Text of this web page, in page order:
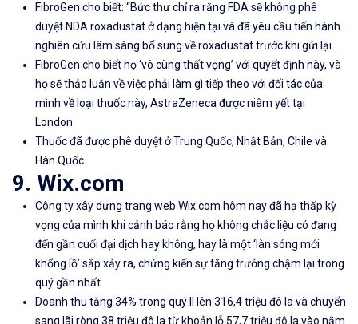
FibroGen cho biết: “Bức thư chỉ ra rằng FDA sẽ không phê
duyệt NDA roxadustat ở dạng hiện tại và đã yêu cầu tiến hành
nghiên cứu lâm sàng bổ sung về roxadustat trước khi gửi lại.
FibroGen cho biết họ ‘vô cùng thất vọng’ với quyết định này, và
họ sẽ thảo luận về việc phải làm gì tiếp theo với đối tác của
mình về loại thuốc này, AstraZeneca được niêm yết tại
London.
Thuốc đã được phê duyệt ở Trung Quốc, Nhật Bản, Chile và
Hàn Quốc.
9. Wix.com
Công ty xây dựng trang web Wix.com hôm nay đã hạ thấp kỳ
vọng của mình khi cảnh báo rằng họ không chắc liệu có đang
đến gần cuối đại dịch hay không, hay là một ‘làn sóng mới
khổng lồ’ sắp xảy ra, chứng kiến ​​sự tăng trưởng chậm lại trong
quý gần nhất.
Doanh thu tăng 34% trong quý II lên 316,4 triệu đô la và chuyển
sang lãi ròng 38 triệu đô la từ khoản lỗ 57,7 triệu đô la vào năm